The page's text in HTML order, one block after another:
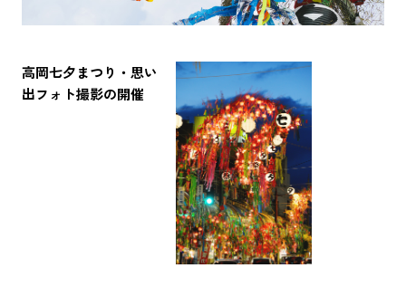
高岡七夕まつり・思い
出フォト撮影の開催